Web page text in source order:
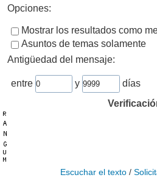
Opciones:
Mostrar los resultados como
Asuntos de temas solamente
Antigüedad del mensaje:
entre y
días
Escuchar el texto/